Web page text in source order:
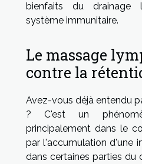
bienfaits du drainage
système immunitaire.
Le massage
contre la
Avez-vous déjà entendu
? C'est un
principalement dans le
par l'accumulation d'une
dans certaines parties du